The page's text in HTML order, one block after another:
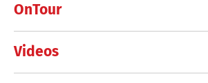
OnTour
Videos